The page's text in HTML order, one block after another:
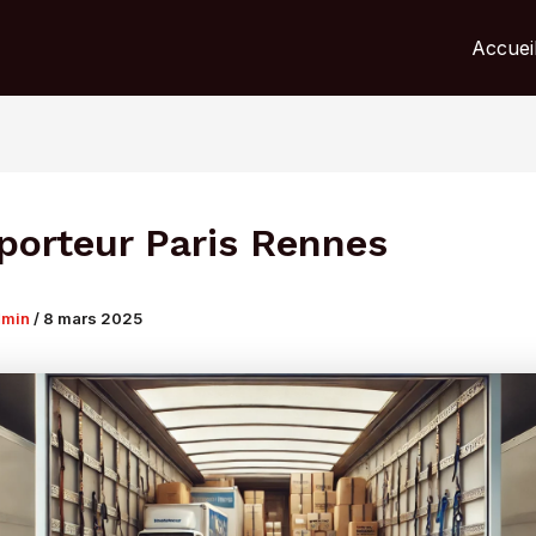
Paris Rennes
/ 8 mars 2025